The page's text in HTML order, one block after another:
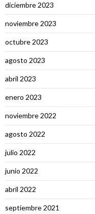
diciembre 2023
noviembre 2023
octubre 2023
agosto 2023
abril 2023
enero 2023
noviembre 2022
agosto 2022
julio 2022
junio 2022
abril 2022
septiembre 2021